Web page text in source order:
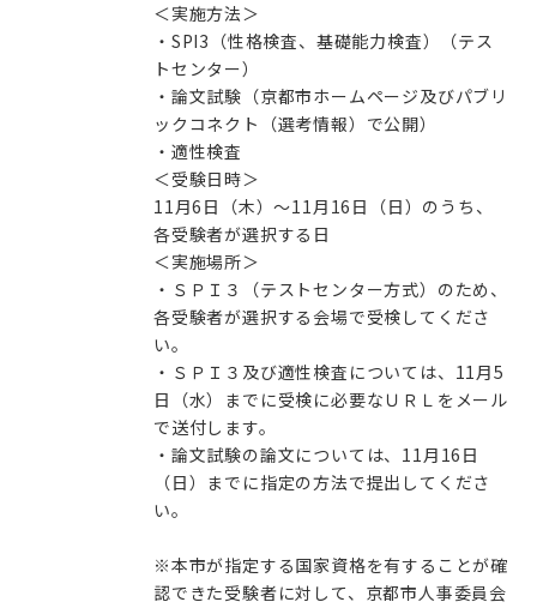
＜実施方法＞
・SPI3（性格検査、基礎能力検査）（テス
トセンター）
・論文試験（京都市ホームページ及びパブリ
ックコネクト（選考情報）で公開）
・適性検査
＜受験日時＞
11月6日（木）～11月16日（日）のうち、
各受験者が選択する日
＜実施場所＞
・ＳＰＩ３（テストセンター方式）のため、
各受験者が選択する会場で受検してくださ
い。
・ＳＰＩ３及び適性検査については、11月5
日（水）までに受検に必要なＵＲＬをメール
で送付します。
・論文試験の論文については、11月16日
（日）までに指定の方法で提出してくださ
い。
※本市が指定する国家資格を有することが確
認できた受験者に対して、京都市人事委員会